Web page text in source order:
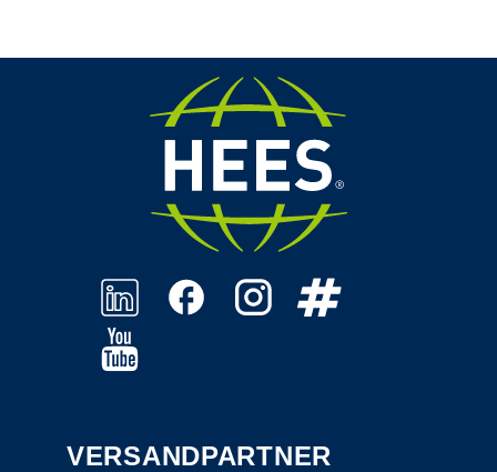
VERSANDPARTNER